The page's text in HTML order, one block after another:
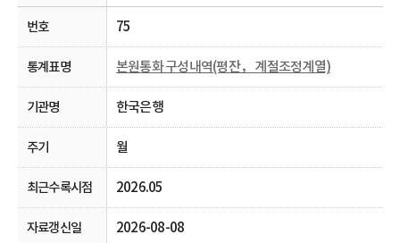
75
본원통화 구성내역(평잔， 계절조정계열)
한국은행
월
2026.05
2026-08-08